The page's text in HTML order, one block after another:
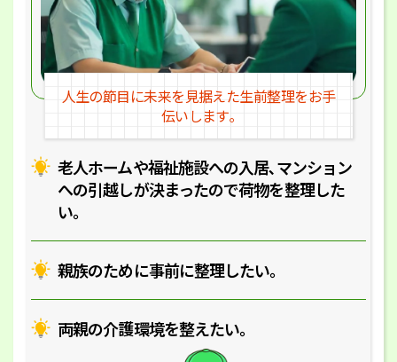
老人ホームや福祉施設への入居､マンション
への引越しが決まったので荷物を整理した
い｡
親族のために事前に整理したい｡
両親の介護環境を整えたい｡
人生の節目に未来を見据えた生前整理をお手
伝いします｡